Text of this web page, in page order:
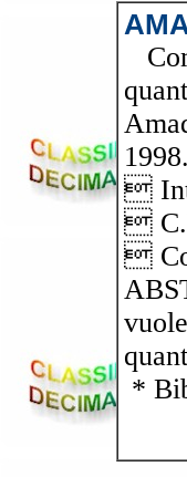



*